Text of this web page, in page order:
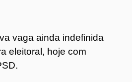
vaga ainda indefinida
eleitoral, hoje com